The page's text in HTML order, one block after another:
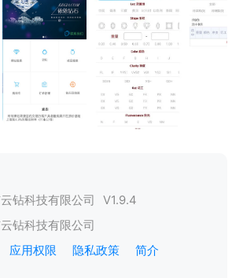
钻科技有限公司 V1.9.4
钻科技有限公司
应用权限 隐私政策 简介